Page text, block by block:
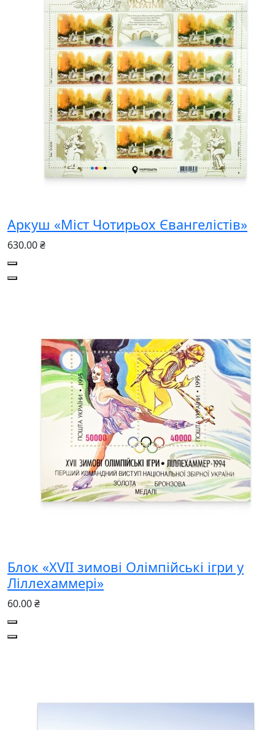
Аркуш «Міст Чотирьох Євангелістів»
630.00 ₴
Блок «XVII зимові Олімпійські ігри у
Ліллехаммері»
60.00 ₴